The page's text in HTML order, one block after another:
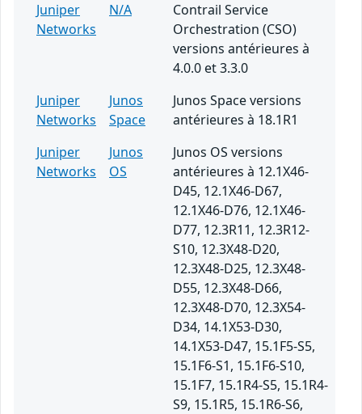
Juniper
Networks
N/A
Contrail Service
Orchestration (CSO)
versions antérieures à
4.0.0 et 3.3.0
Juniper
Networks
Junos
Space
Junos Space versions
antérieures à 18.1R1
Juniper
Networks
Junos
OS
Junos OS versions
antérieures à 12.1X46-
D45, 12.1X46-D67,
12.1X46-D76, 12.1X46-
D77, 12.3R11, 12.3R12-
S10, 12.3X48-D20,
12.3X48-D25, 12.3X48-
D55, 12.3X48-D66,
12.3X48-D70, 12.3X54-
D34, 14.1X53-D30,
14.1X53-D47, 15.1F5-S5,
15.1F6-S1, 15.1F6-S10,
15.1F7, 15.1R4-S5, 15.1R4-
S9, 15.1R5, 15.1R6-S6,